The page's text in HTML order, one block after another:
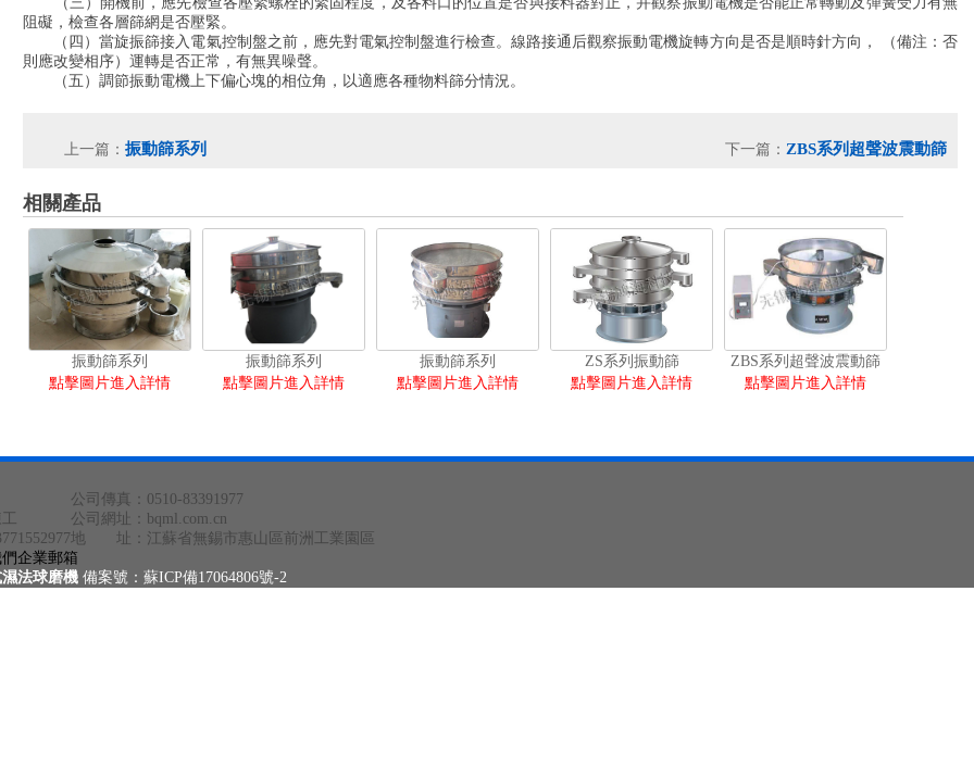
阻礙，檢查各層篩網是否壓緊。
（四）當旋振篩接入電氣控制盤之前，應先對電氣控制盤進行檢查。線路接通后觀察振動電機旋轉方向是否是順時針方向， （備注：否
則應改變相序）運轉是否正常，有無異噪聲。
（五）調節振動電機上下偏心塊的相位角，以適應各種物料篩分情況。
上一篇： 振動篩系列 下一篇： ZBS系列超聲波震動篩
相關產品
振動篩系列
點擊圖片進入詳情
振動篩系列
點擊圖片進入詳情
振動篩系列
點擊圖片進入詳情
ZS系列振動篩
點擊圖片進入詳情
ZBS系列超聲波震動篩
點擊圖片進入詳情
公司傳真：0510-83391977
公司網址：bqml.com.cn
地 址：江蘇省無錫市惠山區前洲工業園區
企業郵箱
濕法球磨機 備案號：蘇ICP備17064806號-2